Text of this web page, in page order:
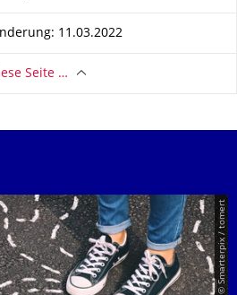
11.03.2022
Seite …
© Smarterpix / tomert